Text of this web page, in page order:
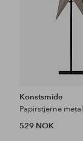
Konstsmide
529 NOK